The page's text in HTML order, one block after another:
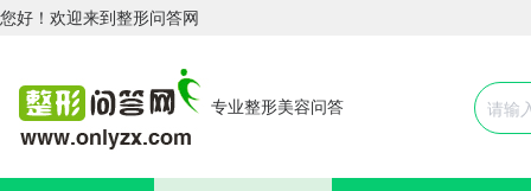
您好！欢迎来到整形问答网
专业整形美容问答